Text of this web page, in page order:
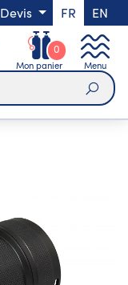
Devis FR EN
Mon panier
0
Menu